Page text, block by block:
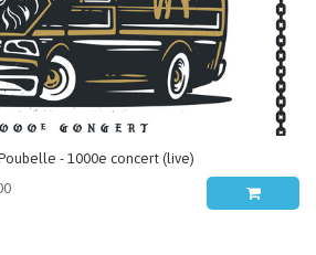
- 1000e concert (live)